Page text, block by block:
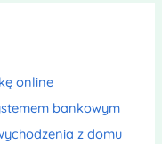
online
bankowym
z domu